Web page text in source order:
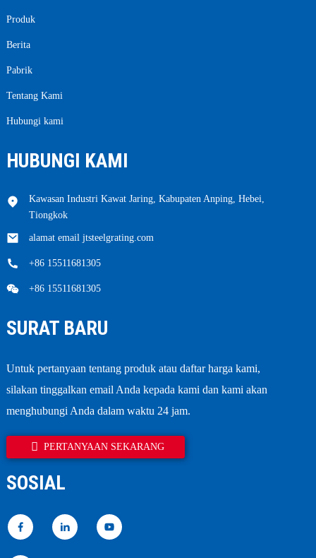
Produk
Berita
Pabrik
Tentang Kami
Hubungi kami
HUBUNGI KAMI
Kawasan Industri Kawat Jaring, Kabupaten Anping, Hebei,
Tiongkok
alamat email jtsteelgrating.com
+86 15511681305
+86 15511681305
SURAT BARU
Untuk pertanyaan tentang produk atau daftar harga kami,
silakan tinggalkan email Anda kepada kami dan kami akan
menghubungi Anda dalam waktu 24 jam.
PERTANYAAN SEKARANG
SOSIAL